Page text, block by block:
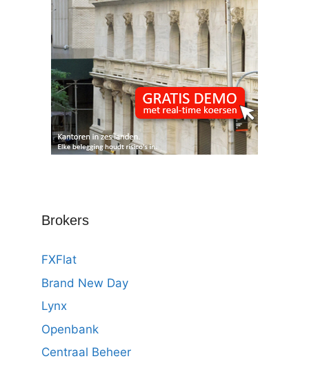
Brokers
FXFlat
Brand New Day
Lynx
Openbank
Centraal Beheer